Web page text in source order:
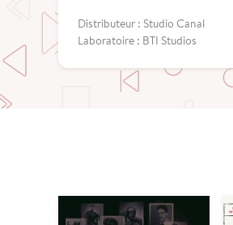
Distributeur : Studio Canal
Laboratoire : BTI Studios